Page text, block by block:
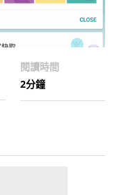
閱讀時間
2分鐘